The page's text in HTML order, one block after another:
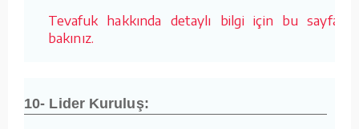
Tevafuk hakkında detaylı bilgi için bu sayfaya
bakınız.
10- Lider Kuruluş: